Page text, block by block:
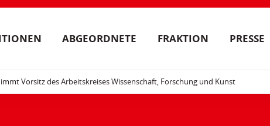
ABGEORDNETE FRAKTION PRESSE
Vorsitz des Arbeitskreises Wissenschaft, Forschung und Kunst